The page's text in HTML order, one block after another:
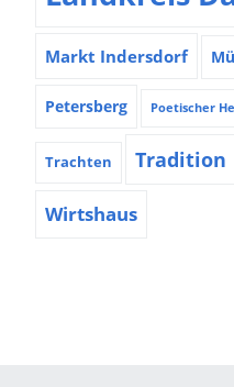
Markt Indersdorf
Petersberg Poetischer
Trachten Tradition
Wirtshaus